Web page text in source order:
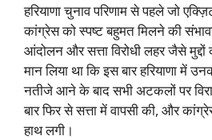
हरियाणा चुनाव परिणाम से पहले जो
कांग्रेस को स्पष्ट बहुमत मिलने की
आंदोलन और सत्ता विरोधी लहर जैसे
मान लिया था कि इस बार हरियाणा में
नतीजे आने के बाद सभी अटकलों पर
बार फिर से सत्ता में वापसी की, और
हाथ लगी।